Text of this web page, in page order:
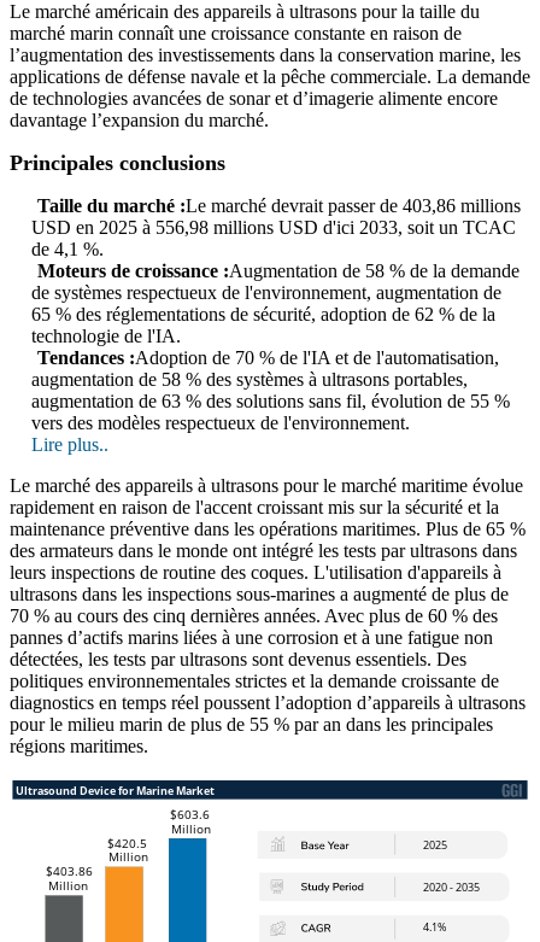
Le marché américain des appareils à ultrasons pour la taille du
marché marin connaît une croissance constante en raison de
l’augmentation des investissements dans la conservation marine, les
applications de défense navale et la pêche commerciale. La demande
de technologies avancées de sonar et d’imagerie alimente encore
davantage l’expansion du marché.
Principales conclusions
Taille du marché :Le marché devrait passer de 403,86 millions
USD en 2025 à 556,98 millions USD d'ici 2033, soit un TCAC
de 4,1 %.
Moteurs de croissance :Augmentation de 58 % de la demande
de systèmes respectueux de l'environnement, augmentation de
65 % des réglementations de sécurité, adoption de 62 % de la
technologie de l'IA.
Tendances :Adoption de 70 % de l'IA et de l'automatisation,
augmentation de 58 % des systèmes à ultrasons portables,
augmentation de 63 % des solutions sans fil, évolution de 55 %
vers des modèles respectueux de l'environnement.
Lire plus..
Le marché des appareils à ultrasons pour le marché maritime évolue
rapidement en raison de l'accent croissant mis sur la sécurité et la
maintenance préventive dans les opérations maritimes. Plus de 65 %
des armateurs dans le monde ont intégré les tests par ultrasons dans
leurs inspections de routine des coques. L'utilisation d'appareils à
ultrasons dans les inspections sous-marines a augmenté de plus de
70 % au cours des cinq dernières années. Avec plus de 60 % des
pannes d’actifs marins liées à une corrosion et à une fatigue non
détectées, les tests par ultrasons sont devenus essentiels. Des
politiques environnementales strictes et la demande croissante de
diagnostics en temps réel poussent l’adoption d’appareils à ultrasons
pour le milieu marin de plus de 55 % par an dans les principales
régions maritimes.